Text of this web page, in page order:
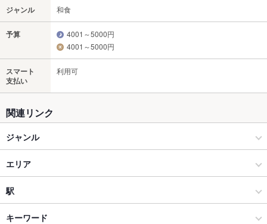
ジャンル 和食
予算
4001～5000円
4001～5000円
スマート
支払い
利用可
関連リンク
ジャンル
和食
日本料理・懐石・割烹
栄(ミナミ)/矢場町/大須/上前津 × 和食
エリア
栄
栄 × 和食
駅
栄駅
キーワード